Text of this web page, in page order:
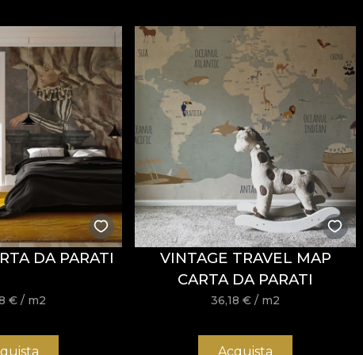
REACH
la uzură, având 60.000 rubs la testul de
la testul de inflamabilitate tip țigară.
fără înălbire, fără stoarcere prin răsucire, fără
DA PARATI
€ / m2
VINTAGE TRAVEL MAP
CARTA DA PARATI
36,18€ / m2
Acquista